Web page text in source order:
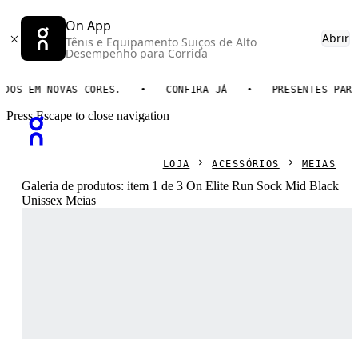
On App
Tênis e Equipamento Suiços de Alto
Desempenho para Corrida
Abrir
NOVAS CORES. CONFIRA JÁ PRESENTES PARA
Press Escape to close navigation
LOJA ACESSÓRIOS MEIAS
Galeria de produtos: item 1 de 3 On Elite Run Sock Mid Black
Unissex Meias